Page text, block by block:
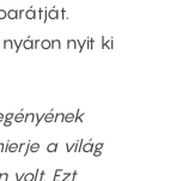
nyit ki
a világ
volt. Ezt